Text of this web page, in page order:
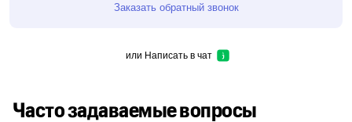
Заказать обратный звонок
или Написать в чат
Часто задаваемые вопросы